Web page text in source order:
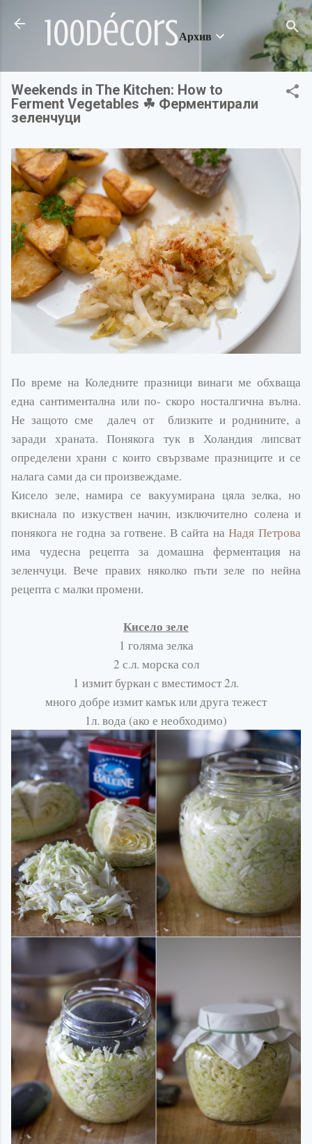
Пропускане към основното съдържание
100décorsАрхив
Weekends in The Kitchen: How to
Ferment Vegetables ☘ Ферментирали
зеленчуци
По време на Коледните празници винаги ме обхваща
еднасантиментална или по- скоро носталгична вълна.
Не защото сме далеч от близките и роднините, а
заради храната. Понякога тук в Холандия липсват
определени храни с които свързваме празниците и се
налага сами да сипроизвеждаме.
Кисело зеле, намира се вакуумирана цяла зелка, но
вкиснала по изкуствен начин,изключително солена и
понякога не годна за готвене. В сайта наНадя Петрова
има чудесна рецепта за домашна ферментация на
зеленчуци. Вече правих няколко пъти зеле по нейна
рецепта с малки промени.
Кисело зеле
1 голяма зелка
2 с.л. морска сол
1 измит буркан с вместимост 2л.
много добре измит камък или друга тежест
1л. вода (ако е необходимо)